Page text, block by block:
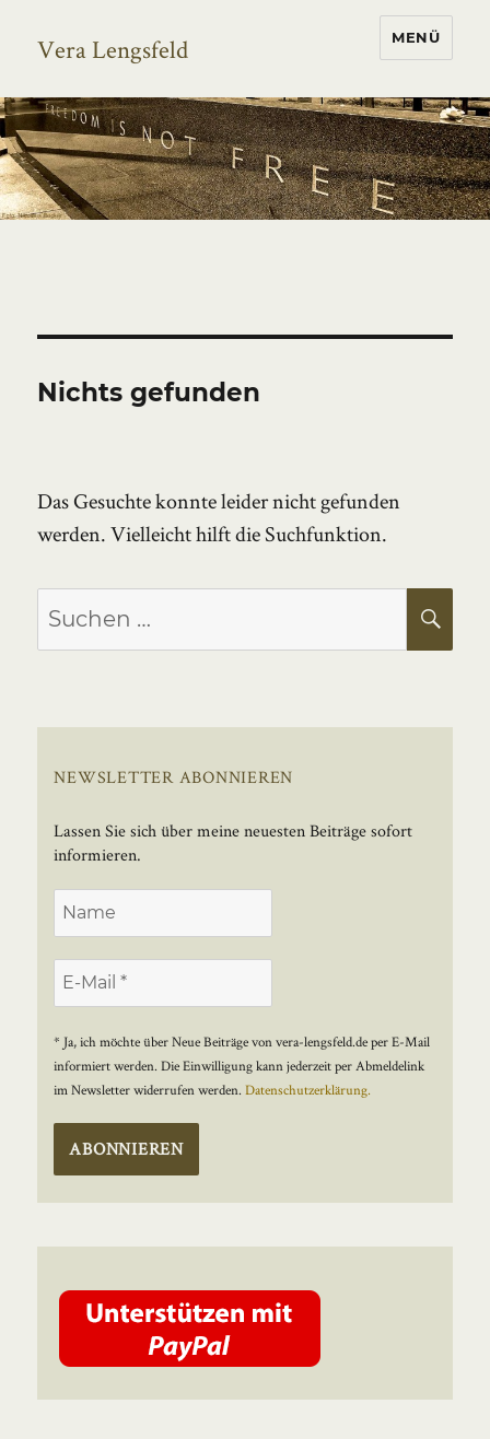
Vera Lengsfeld MENÜ
Nichts gefunden
Das Gesuchte konnte leider nicht gefunden
werden. Vielleicht hilft die Suchfunktion.
Suchen
nach:
NEWSLETTER ABONNIEREN
Lassen Sie sich über meine neuesten Beiträge sofort
informieren.
* Ja, ich möchte über Neue Beiträge von vera-lengsfeld.de per E-Mail
informiert werden. Die Einwilligung kann jederzeit per Abmeldelink
im Newsletter widerrufen werden.Datenschutzerklärung.